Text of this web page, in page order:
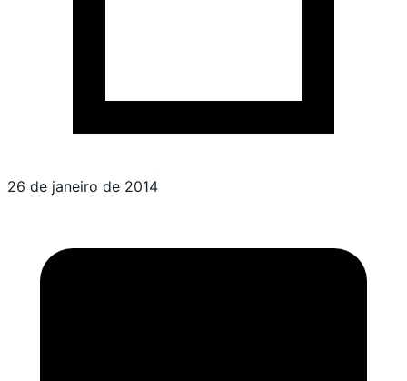
26 de janeiro de 2014